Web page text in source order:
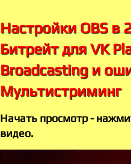
Настройки OBS в
Битрейт для VK
Broadcasting и
Мультистриминг
Начать просмотр -
видео.